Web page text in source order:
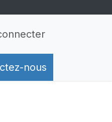
Conditions
nous